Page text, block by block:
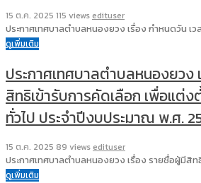
15 ต.ค. 2025 115 views edituser
ประกาศเทศบาลตำบลหนองยวง เรื่อง กำหนดวัน เว
ดูเพิ่มเติม
ประกาศเทศบาลตำบลหนองยวง
สิทธิเข้ารับการคัดเลือก เพื่อแต่
ทั่วไป ประจำปีงบประมาณ พ.ศ.
15 ต.ค. 2025 89 views edituser
ประกาศเทศบาลตำบลหนองยวง เรื่อง รายชื่อผู้มีสิท
ดูเพิ่มเติม